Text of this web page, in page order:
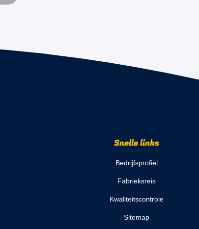
Snelle links
Bedrijfsprofiel
Fabrieksreis
Kwaliteitscontrole
Sitemap